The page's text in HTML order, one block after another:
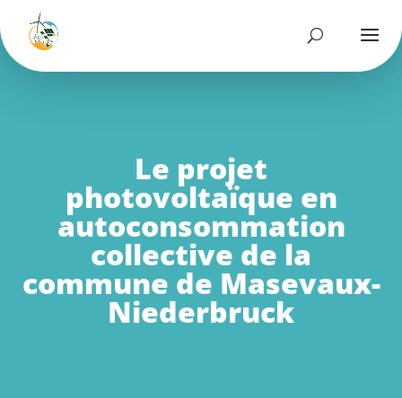
Le projet
photovoltaïque en
autoconsommation
collective de la
commune de Masevaux-
Niederbruck